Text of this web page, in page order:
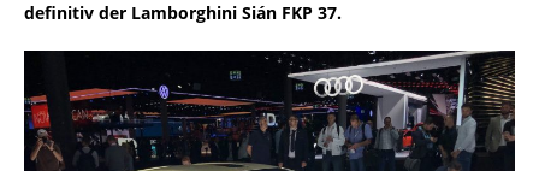
definitiv der Lamborghini Sián FKP 37.